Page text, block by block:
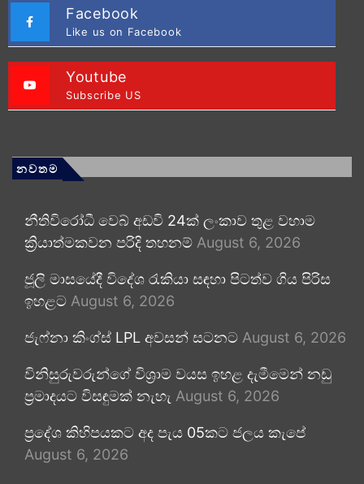
Facebook
Like us on Facebook
Youtube
Subscribe US
නවතම
නීතිවිරෝධී වෙබ් අඩවි 24ක් ලංකාව තුළ වහාම
ක්‍රියාත්මකවන පරිදි තහනම් August 6, 2026
ජූලි මාසයේදී විදේශ රැකියා සඳහා පිටත්ව ගිය පිරිස
ඉහළට August 6, 2026
ජැෆ්නා කිංග්ස් LPL අවසන් සටනට August 6, 2026
විනිසුරුවරුන්ගේ විශ්‍රාම වයස ඉහළ දැමීමෙන් නඩු
ප්‍රමාදයට විසඳුමක් නැහැ August 6, 2026
ප්‍රදේශ කිහිපයකට අද පැය 05කට ජලය කැපේ
August 6, 2026